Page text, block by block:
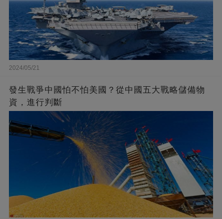
2024/05/21
發生戰爭中國怕不怕美國？從中國五大戰略儲備物
資，進行判斷